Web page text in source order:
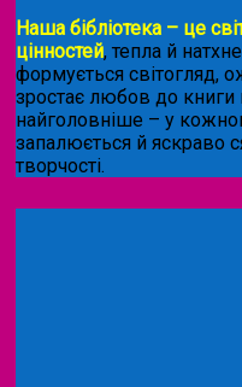
Наша бібліотека – це
цінностей, тепла й
формується світогляд,
зростає любов до книги
найголовніше – у
запалюється й яскраво
творчості.